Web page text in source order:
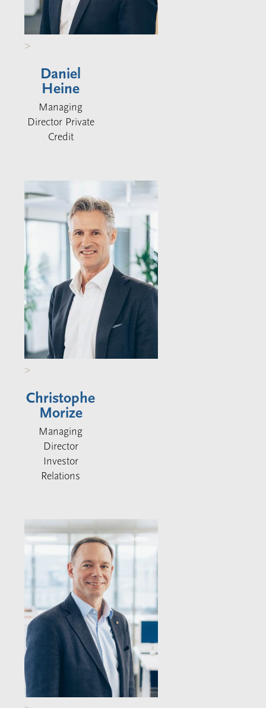
>
Daniel
Heine
Managing
Director Private
Credit
>
Christophe
Morize
Managing
Director
Investor
Relations